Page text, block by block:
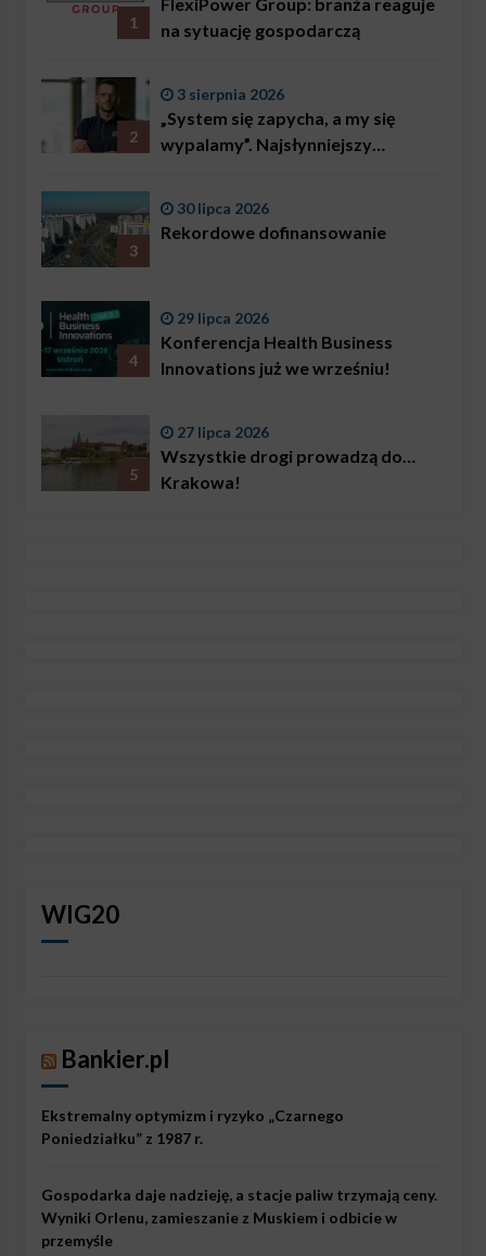
1
na sytuację gospodarczą
2
3 sierpnia 2026
„System się zapycha, a my się
wypalamy”. Najsłynniejszy
problemem są nie tylko choroby
3
30 lipca 2026
Rekordowe dofinansowanie
4
29 lipca 2026
Konferencja Health Business
Innovations już we wrześniu!
5
27 lipca 2026
Wszystkie drogi prowadzą do…
Krakowa!
WIG20
Bankier.pl
Ekstremalny optymizm i ryzyko „Czarnego
Poniedziałku” z 1987 r.
Gospodarka daje nadzieję, a stacje paliw trzymają ceny.
Wyniki Orlenu, zamieszanie z Muskiem i odbicie w
przemyśle